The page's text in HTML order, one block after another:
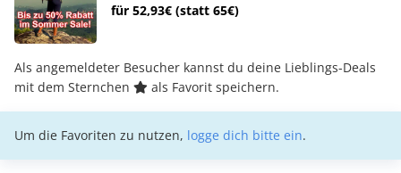
für 52,93€ (statt 65€)
Als angemeldeter Besucher kannst du deine Lieblings-Deals
mit dem Sternchen
als Favorit speichern.
Um die Favoriten zu nutzen, logge dich bitte ein.